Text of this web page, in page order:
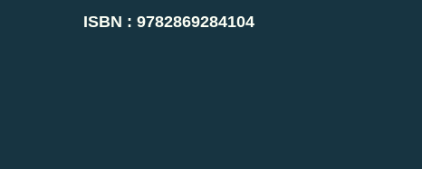
ISBN : 9782869284104